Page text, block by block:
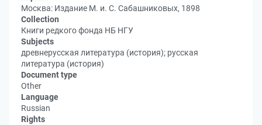
Москва: Издание М. и. С. Сабашниковых, 1898
Collection
Книги редкого фонда НБ НГУ
Subjects
древнерусская литература (история); русская
литература (история)
Document type
Other
Language
Russian
Rights